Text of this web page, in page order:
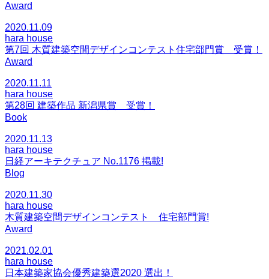
Award
2020.11.09
hara house
第7回 木質建築空間デザインコンテスト住宅部門賞 受賞！
Award
2020.11.11
hara house
第28回 建築作品 新潟県賞 受賞！
Book
2020.11.13
hara house
日経アーキテクチュア No.1176 掲載!
Blog
2020.11.30
hara house
木質建築空間デザインコンテスト 住宅部門賞!
Award
2021.02.01
hara house
日本建築家協会優秀建築選2020 選出！